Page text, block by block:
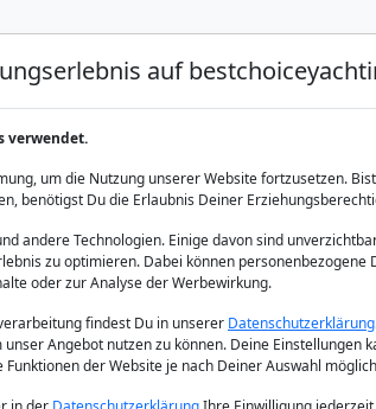
Yacht Charter Yacht Charter
auf
verwendet.
um die Nutzung unserer Website fortzusetzen.
benötigst Du die Erlaubnis Deiner
andere Technologien. Einige davon sind
zu optimieren. Dabei können personenbezogene
oder zur Analyse der Werbewirkung.
findest Du in unserer Datenschutzerklärung
Angebot nutzen zu können. Deine Einstellungen
der Website je nach Deiner Auswahl